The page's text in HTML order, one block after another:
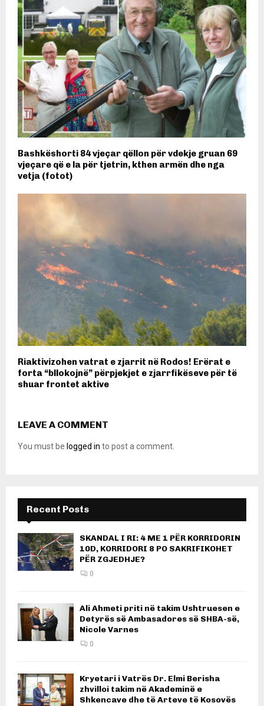
Bashkëshorti 84 vjeçar qëllon për vdekje gruan 69
vjeçare që e la për tjetrin, kthen armën dhe nga
vetja (fotot)
Riaktivizohen vatrat e zjarrit në Rodos! Erërat e
forta “bllokojnë” përpjekjet e zjarrfikëseve për të
shuar frontet aktive
LEAVE A COMMENT
You must be logged in to post a comment.
Recent Posts
SKANDAL I RI: 4 ME 1 PËR KORRIDORIN
10D, KORRIDORI 8 PO SAKRIFIKOHET
PËR ZGJEDHJE?
0
Ali Ahmeti priti në takim Ushtruesen e
Detyrës së Ambasadores së SHBA-së,
Nicole Varnes
0
Kryetari i Vatrës Dr. Elmi Berisha
zhvilloi takim në Akademinë e
Shkencave dhe të Arteve të Kosovës